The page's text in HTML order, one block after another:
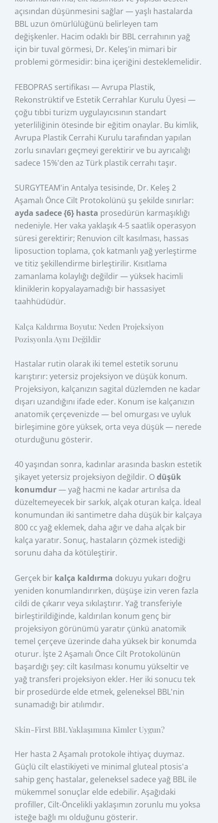
açısından düşünmesini sağlar — yaşlı hastalarda
BBL uzun ömürlülüğünü belirleyen tam
değişkenler. Hacim odaklı bir BBL cerrahının yağ
için bir tuval görmesi, Dr. Keleş'in mimari bir
problemi görmesidir: bina içeriğini desteklemelidir.
FEBOPRAS sertifikası — Avrupa Plastik,
Rekonstrüktif ve Estetik Cerrahlar Kurulu Üyesi —
çoğu tıbbi turizm uygulayıcısının standart
yeterliliğinin ötesinde bir eğitim onaylar. Bu kimlik,
Avrupa Plastik Cerrahi Kurulu tarafından yapılan
zorlu sınavları geçmeyi gerektirir ve bu ayrıcalığı
sadece 15%'den az Türk plastik cerrahı taşır.
SURGYTEAM'in Antalya tesisinde, Dr. Keleş 2
Aşamalı Önce Cilt Protokolünü şu şekilde sınırlar:
ayda sadece {6} hasta prosedürün karmaşıklığı
nedeniyle. Her vaka yaklaşık 4-5 saatlik operasyon
süresi gerektirir; Renuvion cilt kasılması, hassas
liposuction toplama, çok katmanlı yağ yerleştirme
ve titiz şekillendirme birleştirilir. Kısıtlama
zamanlama kolaylığı değildir — yüksek hacimli
kliniklerin kopyalayamadığı bir hassasiyet
taahhüdüdür.
Kalça Kaldırma Boyutu: Neden Projeksiyon
Pozisyonla Aynı Değildir
Hastalar rutin olarak iki temel estetik sorunu
karıştırır: yetersiz projeksiyon ve düşük konum.
Projeksiyon, kalçanızın sagital düzlemden ne kadar
dışarı uzandığını ifade eder. Konum ise kalçanızın
anatomik çerçevenizde — bel omurgası ve uyluk
birleşimine göre yüksek, orta veya düşük — nerede
oturduğunu gösterir.
40 yaşından sonra, kadınlar arasında baskın estetik
şikayet yetersiz projeksiyon değildir. Odüşük
konumdur— yağ hacmi ne kadar artırılsa da
düzeltemeyecek bir sarkık, alçak oturan kalça. İdeal
konumundan iki santimetre daha düşük bir kalçaya
800 cc yağ eklemek, daha ağır ve daha alçak bir
kalça yaratır. Sonuç, hastaların çözmek istediği
sorunu daha da kötüleştirir.
Gerçek bir kalça kaldırma dokuyu yukarı doğru
yeniden konumlandırırken, düşüşe izin veren fazla
cildi de çıkarır veya sıkılaştırır. Yağ transferiyle
birleştirildiğinde, kaldırılan konum genç bir
projeksiyon görünümü yaratır çünkü anatomik
temel çerçeve üzerinde daha yüksek bir konumda
oturur. İşte 2 Aşamalı Önce Cilt Protokolünün
başardığı şey: cilt kasılması konumu yükseltir ve
yağ transferi projeksiyon ekler. Her iki sonucu tek
bir prosedürde elde etmek, geleneksel BBL'nin
sunamadığı bir atılımdır.
Skin-First BBL Yaklaşımına Kimler Uygun?
Her hasta 2 Aşamalı protokole ihtiyaç duymaz.
Güçlü cilt elastikiyeti ve minimal gluteal ptosis'a
sahip genç hastalar, geleneksel sadece yağ BBL ile
mükemmel sonuçlar elde edebilir. Aşağıdaki
profiller, Cilt-Öncelikli yaklaşımın zorunlu mu yoksa
isteğe bağlı mı olduğunu gösterir.